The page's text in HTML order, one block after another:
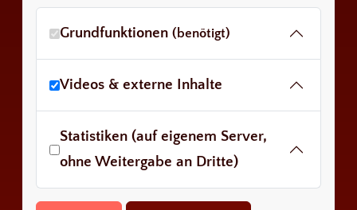
Grundfunktionen (benötigt)
Videos & externe Inhalte
Statistiken (auf eigenem Server,
ohne Weitergabe an Dritte)